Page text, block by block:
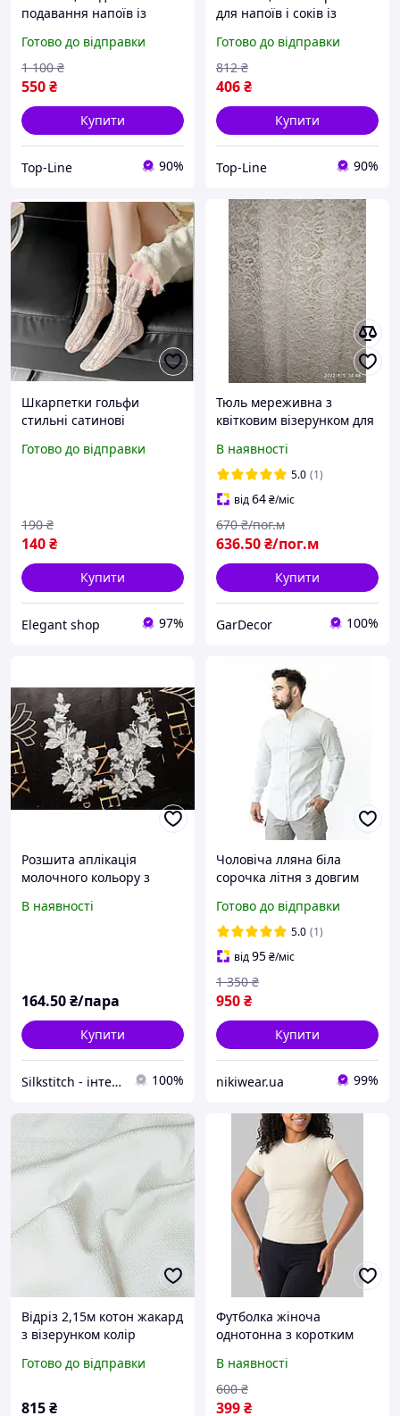
подавання напоїв із
молочного кольору ТМ
IDILIA
Готово до відправки
550₴
1 100 ₴
Купити
Top-Line 90%
для напоїв і соків із
молочного кольору ТМ
IDILIA
Готово до відправки
406₴
812 ₴
Купити
Top-Line 90%
Шкарпетки гольфи
стильні сатинові
шкарпетки молочного
Готово до відправки
140₴
190 ₴
Купити
Elegant shop 97%
Тюль мереживна з
квітковим візерунком для
турецький тюль
молочного кольору з
мереживом
В наявності
5.0 (1)
від64₴/міс
636.50₴/пог.м
670 ₴/пог.м
Купити
GarDecor 100%
Розшита аплікація
молочного кольору з
розшита бісером
В наявності
164.50₴/пара
Купити
Silkstitch - інтернет-магазин весільної фурнітури та тканин 100%
Чоловіча лляна біла
сорочка літня з довгим
сорочка молочного
кольору з льону niki
Готово до відправки
5.0 (1)
від95₴/міс
950₴
1 350 ₴
Купити
nikiwear.ua 99%
Відріз 2,15м котон жакард
з візерунком колір
Готово до відправки
815₴
Футболка жіноча
однотонна з коротким
спорту та повсякдення
молочного кольору
(70312/К)
В наявності
399₴
600 ₴